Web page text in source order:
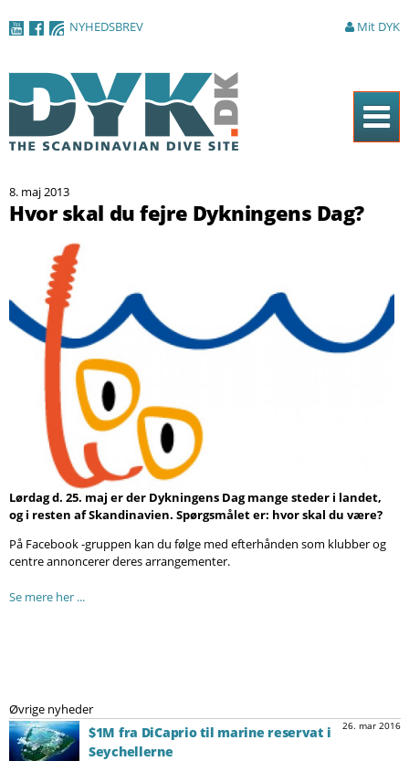
NYHEDSBREV Mit DYK
Magasinet
Artikler
DYK Guiden
Shop
Om DYK
Søg
8. maj 2013
Hvor skal du fejre Dykningens Dag?
Lørdag d. 25. maj er der Dykningens Dag mange steder i landet,
og i resten af Skandinavien. Spørgsmålet er: hvor skal du være?
På Facebook -gruppen kan du følge med efterhånden som klubber og
centre annoncerer deres arrangementer.
Se mere her ...
Øvrige nyheder
26. mar 2016
$1M fra DiCaprio til marine reservat i
Seychellerne